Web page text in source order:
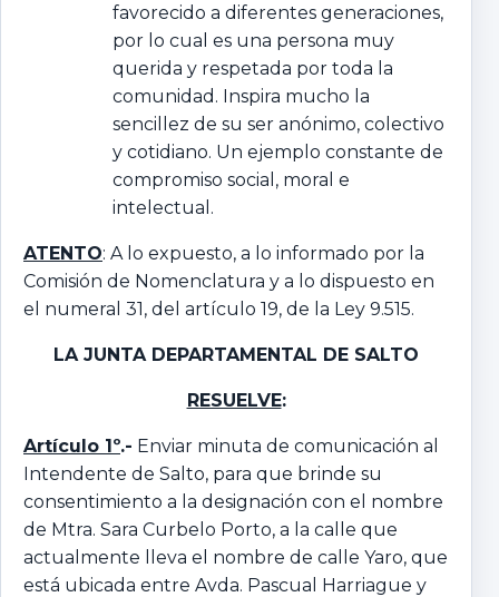
favorecido a diferentes generaciones,
por lo cual es una persona muy
querida y respetada por toda la
comunidad. Inspira mucho la
sencillez de su ser anónimo, colectivo
y cotidiano. Un ejemplo constante de
compromiso social, moral e
intelectual.
ATENTO: A lo expuesto, a lo informado por la
Comisión de Nomenclatura y a lo dispuesto en
el numeral 31, del artículo 19, de la Ley 9.515.
LA JUNTA DEPARTAMENTAL DE SALTO
RESUELVE:
Artículo 1º.- Enviar minuta de comunicación al
Intendente de Salto, para que brinde su
consentimiento a la designación con el nombre
de Mtra. Sara Curbelo Porto, a la calle que
actualmente lleva el nombre de calle Yaro, que
está ubicada entre Avda. Pascual Harriague y